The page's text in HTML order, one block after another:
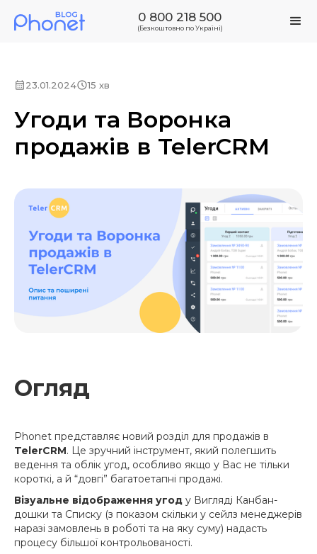
0 800 218 500
(Безкоштовно по Україні)
23.01.2024 15 хв
Угоди та Воронка
продажів в TelerCRM
‍Огляд
Phonet представляє новий розділ для продажів в
TelerCRM. Це зручний інструмент, який полегшить
ведення та облік угод, особливо якщо у Вас не тільки
короткі, а й “довгі” багатоетапні продажі.
Візуальне відображення угод у Вигляді Канбан-
дошки та Списку (з показом скільки у сейлз менеджерів
наразі замовлень в роботі та на яку суму) надасть
процесу більшої контрольованості.